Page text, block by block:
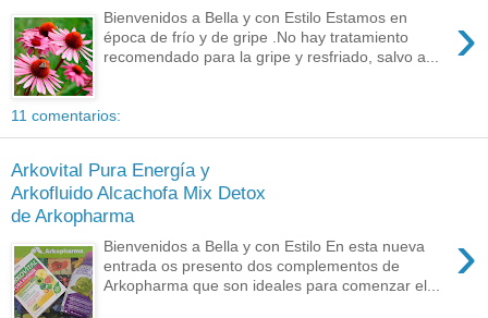
›
Bienvenidos a Bella y con Estilo Estamos en
época de frío y de gripe .No hay tratamiento
recomendado para la gripe y resfriado, salvo a...
11 comentarios:
Arkovital Pura Energía y
Arkofluido Alcachofa Mix Detox
de Arkopharma
›
Bienvenidos a Bella y con Estilo En esta nueva
entrada os presento dos complementos de
Arkopharma que son ideales para comenzar el...